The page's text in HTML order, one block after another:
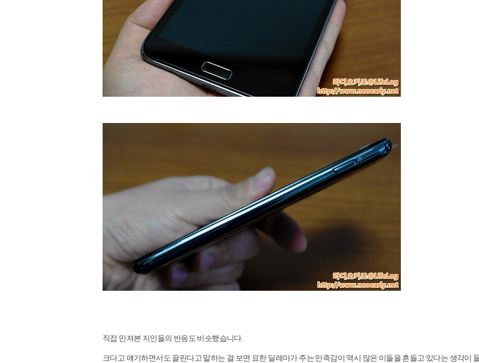
직접 만져본 지인들의 반응도 비슷했습니다.
크다고 얘기하면서도 끌린다고 말하는 걸 보면 묘한 딜레마가 주는 만족감이 역시 많은 이들을 흔들고 있다는 생각이